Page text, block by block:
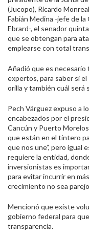
(Jucopo), Ricardo
Fabián Medina -jefe de
Ebrard-, el senador
que se obtengan para
emplearse con total
Añadió que es
expertos, para saber si el
orilla y también cuál será
Pech Várguez expuso a
encabezados por el
Cancún y Puerto
que están en el tintero
que nos une”, pero igual
requiere la entidad,
inversionistas es
para evitar incurrir en
crecimiento no sea
Mencionó que existe
gobierno federal para
transparencia.